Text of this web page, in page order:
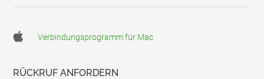
Verbindungsprogramm für Mac
RÜCKRUF ANFORDERN